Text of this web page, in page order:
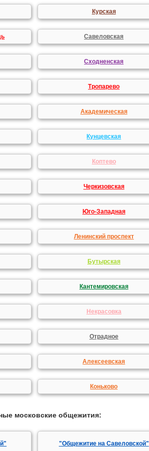
Курская
Савеловская
Сходненская
Тропарево
Академическая
Кунцевская
Коптево
Черкизовская
Юго-Западная
Ленинский проспект
Бутырская
Кантемировская
Некрасовка
Отрадное
Алексеевская
Коньково
московские общежития:
"Общежитие на Савеловской"